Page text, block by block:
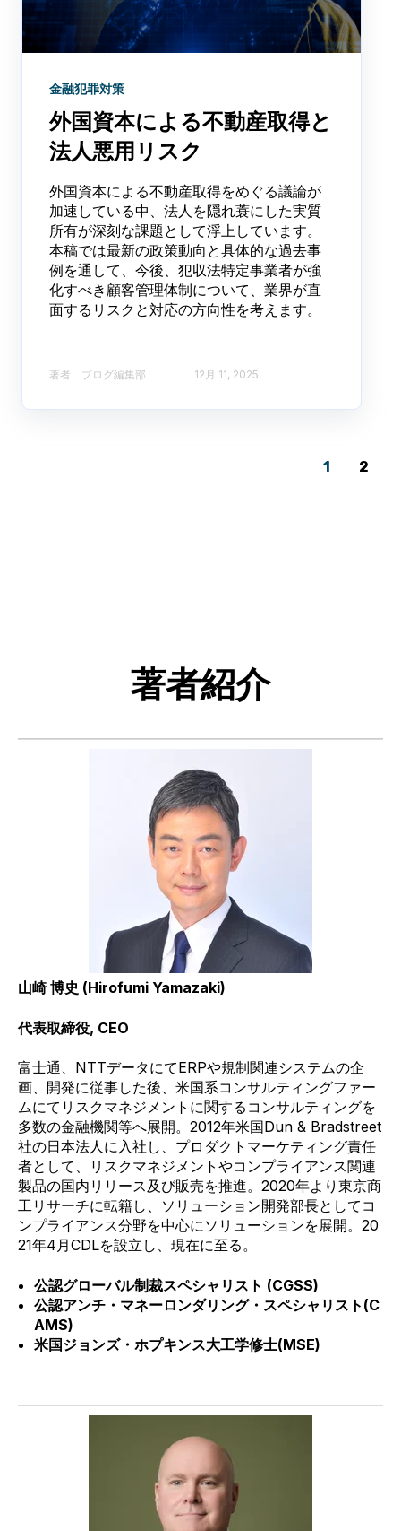
金融犯罪対策
外国資本による不動産取得と
法人悪用リスク
外国資本による不動産取得をめぐる議論が
加速している中、法人を隠れ蓑にした実質
所有が深刻な課題として浮上しています。
本稿では最新の政策動向と具体的な過去事
例を通して、今後、犯収法特定事業者が強
化すべき顧客管理体制について、業界が直
面するリスクと対応の方向性を考えます。
著者 ブログ編集部​ 12月 11, 2025
1 2
著者紹介
山崎 博史 (Hirofumi Yamazaki)
代表取締役, CEO
富士通、 NTTデータにてERPや規制関連システムの企
画、開発に従事した後、米国系コンサルティングファー
ムにてリスクマネジメントに関するコンサルティングを
多数の金融機関等へ展開。 2012年米国Dun & Bradstreet
社の日本法人に入社し、プロダクトマーケティング責任
者として、リスクマネジメントやコンプライアンス関連
製品の国内リリース及び販売を推進。 2020年より東京商
工リサーチに転籍し、ソリューション開発部長としてコ
ンプライアンス分野を中心にソリューションを展開。 20
21年4月CDLを設立し、現在に至る。
公認グローバル制裁スペシャリスト (CGSS)
公認アンチ・マネーロンダリング・スペシャリスト (C
AMS)
米国ジョンズ・ホプキンス大工学修士(MSE)